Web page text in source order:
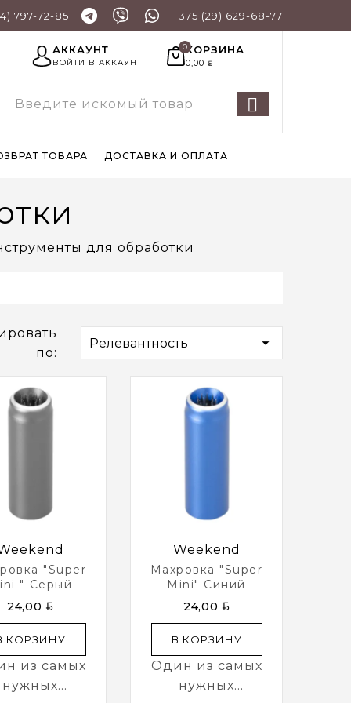
797-72-85 +375 (29) 629-68-77
ВОЙТИ В АККАУНТ
АККАУНТ КОРЗИНА
0,00BYN
ТОВАРА ДОСТАВКА И ОПЛАТА
для обработки
по:
Релевантность 
"Super
" Серый
24,00 BYN
КОРЗИНУ
из самых
нужных
Weekend
Махровка "Super
Mini" Синий
24,00 BYN
В КОРЗИНУ
Один из самых
нужных